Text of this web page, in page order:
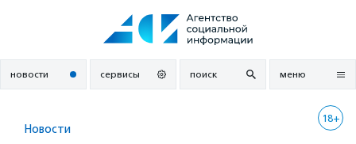
новости сервисы поиск меню
18+
Новости